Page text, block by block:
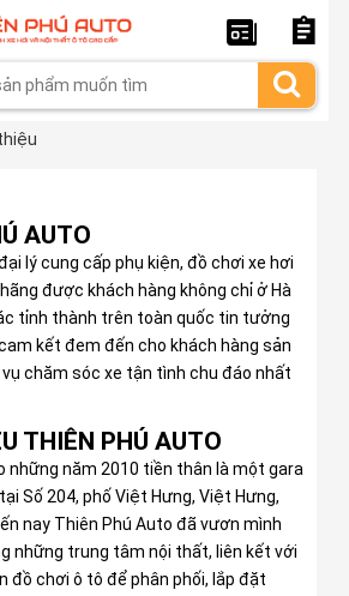
AUTO
lý cung cấp phụ kiện, đồ chơi xe hơi
được khách hàng không chỉ ở Hà
tỉnh thành trên toàn quốc tin tưởng
kết đem đến cho khách hàng sản
chăm sóc xe tận tình chu đáo nhất
THIÊN PHÚ AUTO
những năm 2010 tiền thân là một gara
Số 204, phố Việt Hưng, Việt Hưng,
nay Thiên Phú Auto đã vươn mình
những trung tâm nội thất, liên kết với
đồ chơi ô tô để phân phối, lắp đặt